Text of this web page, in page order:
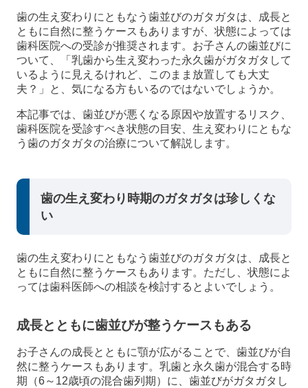
歯の生え変わりにともなう歯並びのガタガタは、成長と
ともに自然に整うケースもありますが、状態によっては
歯科医院への受診が推奨されます。お子さんの歯並びに
ついて、「乳歯から生え変わった永久歯がガタガタして
いるように見えるけれど、このまま放置しても大丈
夫？」と、気になる方もいるのではないでしょうか。
本記事では、歯並びが悪くなる原因や放置するリスク、
歯科医院を受診すべき状態の目安、生え変わりにともな
う歯のガタガタの治療について解説します。
歯の生え変わり時期のガタガタは珍しくな
い
歯の生え変わりにともなう歯並びのガタガタは、成長と
ともに自然に整うケースもあります。ただし、状態によ
っては歯科医師への相談を検討するとよいでしょう。
成長とともに歯並びが整うケースもある
お子さんの成長とともに顎が広がることで、歯並びが自
然に整うケースもあります。乳歯と永久歯が混合する時
期（6～12歳頃の混合歯列期）に、歯並びがガタガタし